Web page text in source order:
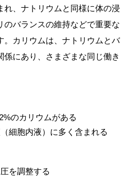
れ、ナトリウムと同様に体の浸
のバランスの維持などで重要な
。カリウムは、ナトリウムとバ
係にあり、さまざまな同じ働き
のカリウムがある
細胞内液）に多く含まれる
を調整する